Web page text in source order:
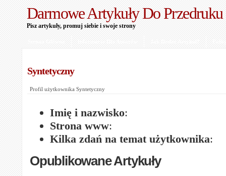
Darmowe Artykuły Do Przedruku
Pisz artykuły, promuj siebie i swoje strony
Syntetyczny
Profil użytkownika Syntetyczny
Imię i nazwisko:
Strona www:
Kilka zdań na temat użytkownika:
Opublikowane Artykuły